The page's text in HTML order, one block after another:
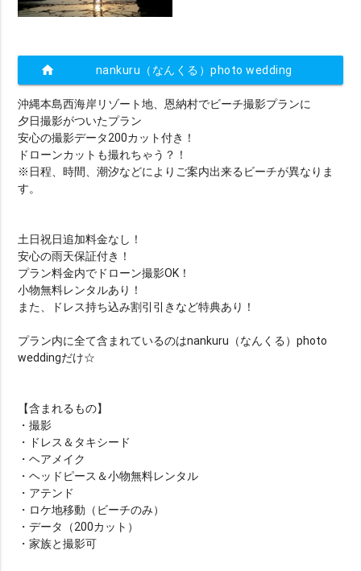
home nankuru（なんくる）photo wedding
沖縄本島西海岸リゾート地、恩納村でビーチ撮影プランに
夕日撮影がついたプラン
安心の撮影データ200カット付き！
ドローンカットも撮れちゃう？！
※日程、時間、潮汐などによりご案内出来るビーチが異なりま
す。
土日祝日追加料金なし！
安心の雨天保証付き！
プラン料金内でドローン撮影OK！
小物無料レンタルあり！
また、ドレス持ち込み割引引きなど特典あり！
プラン内に全て含まれているのはnankuru（なんくる）photo
weddingだけ☆
【含まれるもの】
・撮影
・ドレス＆タキシード
・ヘアメイク
・ヘッドピース＆小物無料レンタル
・アテンド
・ロケ地移動（ビーチのみ）
・データ（200カット）
・家族と撮影可